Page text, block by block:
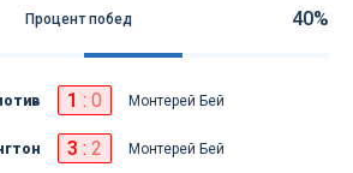
Процент побед 40%
1 : 0 Монтерей Бей
3 : 2 Монтерей Бей